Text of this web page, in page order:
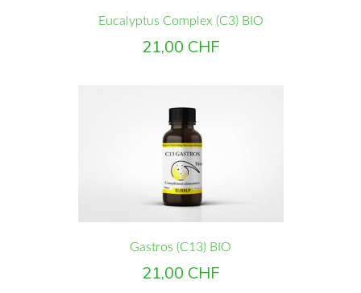
Eucalyptus Complex (C3) BIO
Prix
21,00 CHF
Gastros (C13) BIO
Prix
21,00 CHF